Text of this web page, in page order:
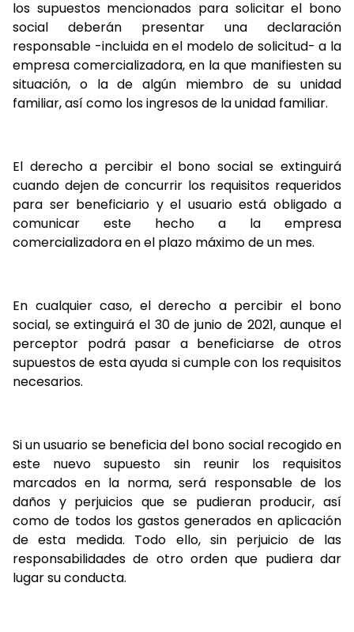
los supuestos mencionados para solicitar el bono
social deberán presentar una declaración
responsable -incluida en el modelo de solicitud- a la
empresa comercializadora, en la que manifiesten su
situación, o la de algún miembro de su unidad
familiar, así como los ingresos de la unidad familiar.
El derecho a percibir el bono social se extinguirá
cuando dejen de concurrir los requisitos requeridos
para ser beneficiario y el usuario está obligado a
comunicar este hecho a la empresa
comercializadora en el plazo máximo de un mes.
En cualquier caso, el derecho a percibir el bono
social, se extinguirá el 30 de junio de 2021, aunque el
perceptor podrá pasar a beneficiarse de otros
supuestos de esta ayuda si cumple con los requisitos
necesarios.
Si un usuario se beneficia del bono social recogido en
este nuevo supuesto sin reunir los requisitos
marcados en la norma, será responsable de los
daños y perjuicios que se pudieran producir, así
como de todos los gastos generados en aplicación
de esta medida. Todo ello, sin perjuicio de las
responsabilidades de otro orden que pudiera dar
lugar su conducta.